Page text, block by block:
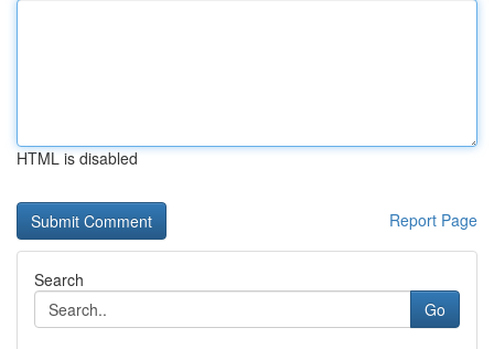
HTML is disabled
Report Page
Search
Go